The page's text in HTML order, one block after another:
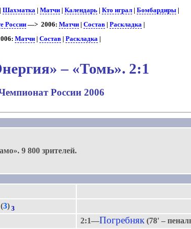
|Шахматка |Матчи |Календарь |Кто играл |Бомбардиры
России —> 2006:Матчи |Состав |Раскладка |
Матчи |Состав |Раскладка |
– «Томь». 2:1
России 2006
9 800 зрителей.
(3) 3
2:1—Погребняк (78' –